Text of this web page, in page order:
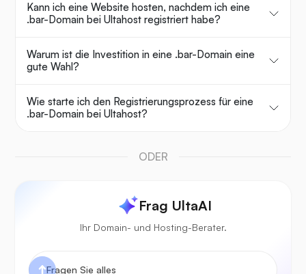
Kann ich eine Website hosten, nachdem ich eine
.bar-Domain bei Ultahost registriert habe?
Warum ist die Investition in eine .bar-Domain eine
gute Wahl?
Wie starte ich den Registrierungsprozess für eine
.bar-Domain bei Ultahost?
ODER
Frag UltaAI
Ihr Domain- und Hosting-Berater.